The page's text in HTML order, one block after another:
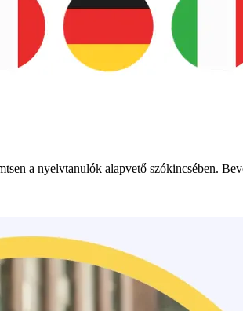
a nyelvtanulók alapvető szókincsében.